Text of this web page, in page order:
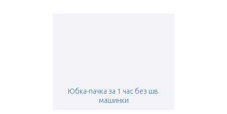
Юбка-пачка за 1 час без шв.
машинки